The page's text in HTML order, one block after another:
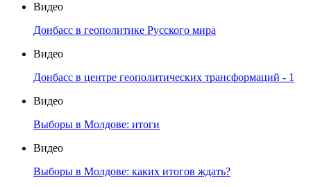
Видео
Донбасс в геополитике Русского мира
Видео
Донбасс в центре геополитических трансформаций - 1
Видео
Выборы в Молдове: итоги
Видео
Выборы в Молдове: каких итогов ждать?